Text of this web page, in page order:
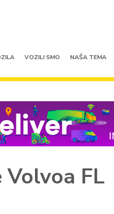
VOZILI SMO NAŠA TEMA
FL